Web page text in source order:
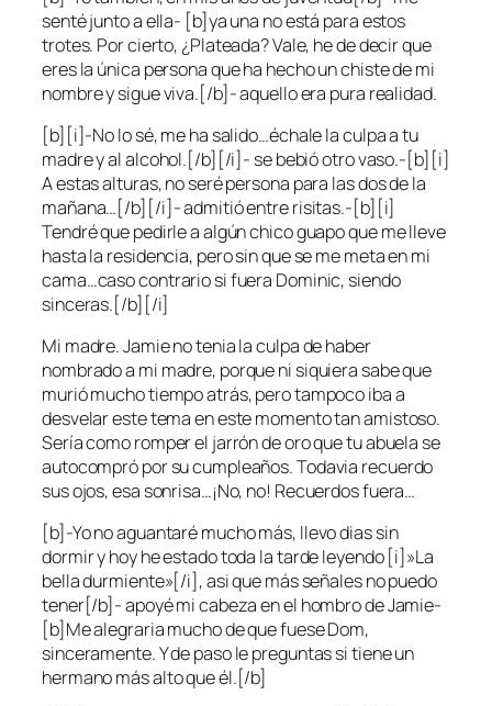
senté junto a ella- [b]ya una no está para estos
trotes. Por cierto, ¿Plateada? Vale, he de decir que
eres la única persona que ha hecho un chiste de mi
nombre y sigue viva.[/b]- aquello era pura realidad.
[b][i]-No lo sé, me ha salido…échale la culpa a tu
madre y al alcohol.[/b][/i]- se bebió otro vaso.-[b][i]
A estas alturas, no seré persona para las dos de la
mañana…[/b][/i]- admitió entre risitas.-[b][i]
Tendré que pedirle a algún chico guapo que me lleve
hasta la residencia, pero sin que se me meta en mi
cama…caso contrario si fuera Dominic, siendo
sinceras.[/b][/i]
Mi madre. Jamie no tenia la culpa de haber
nombrado a mi madre, porque ni siquiera sabe que
murió mucho tiempo atrás, pero tampoco iba a
desvelar este tema en este momento tan amistoso.
Sería como romper el jarrón de oro que tu abuela se
autocompró por su cumpleaños. Todavia recuerdo
sus ojos, esa sonrisa…¡No, no! Recuerdos fuera…
[b]-Yo no aguantaré mucho más, llevo dias sin
dormir y hoy he estado toda la tarde leyendo [i]»La
bella durmiente»[/i], asi que más señales no puedo
tener[/b]- apoyé mi cabeza en el hombro de Jamie-
[b]Me alegraria mucho de que fuese Dom,
sinceramente. Y de paso le preguntas si tiene un
hermano más alto que él.[/b]